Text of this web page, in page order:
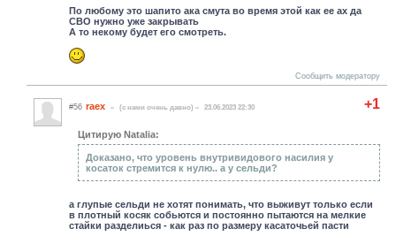
По любому это шапито ака смута во время этой как ее ах да
СВО нужно уже закрывать
А то некому будет его смотреть.
Сообщить модератору
+1
#56 raex (c нами очень давно) 23.06.2023 22:30
Цитирую Natalia:
Доказано, что уровень внутривидового насилия у
косаток стремится к нулю.. а у сельди?
а глупые сельди не хотят понимать, что выживут только если
в плотный косяк собьются и постоянно пытаются на мелкие
стайки разделиься - как раз по размеру касаточьей пасти